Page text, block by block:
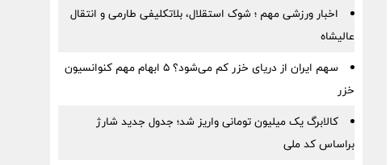
اخبار ورزشی مهم ؛ شوک استقلال، بلاتکلیفی طارمی و انتقال
عالیشاه
سهم ایران از دریای خزر کم می‌شود؟ ۵ ابهام مهم کنوانسیون
خزر
کالابرگ یک میلیون تومانی واریز شد؛ جدول جدید شارژ
براساس کد ملی